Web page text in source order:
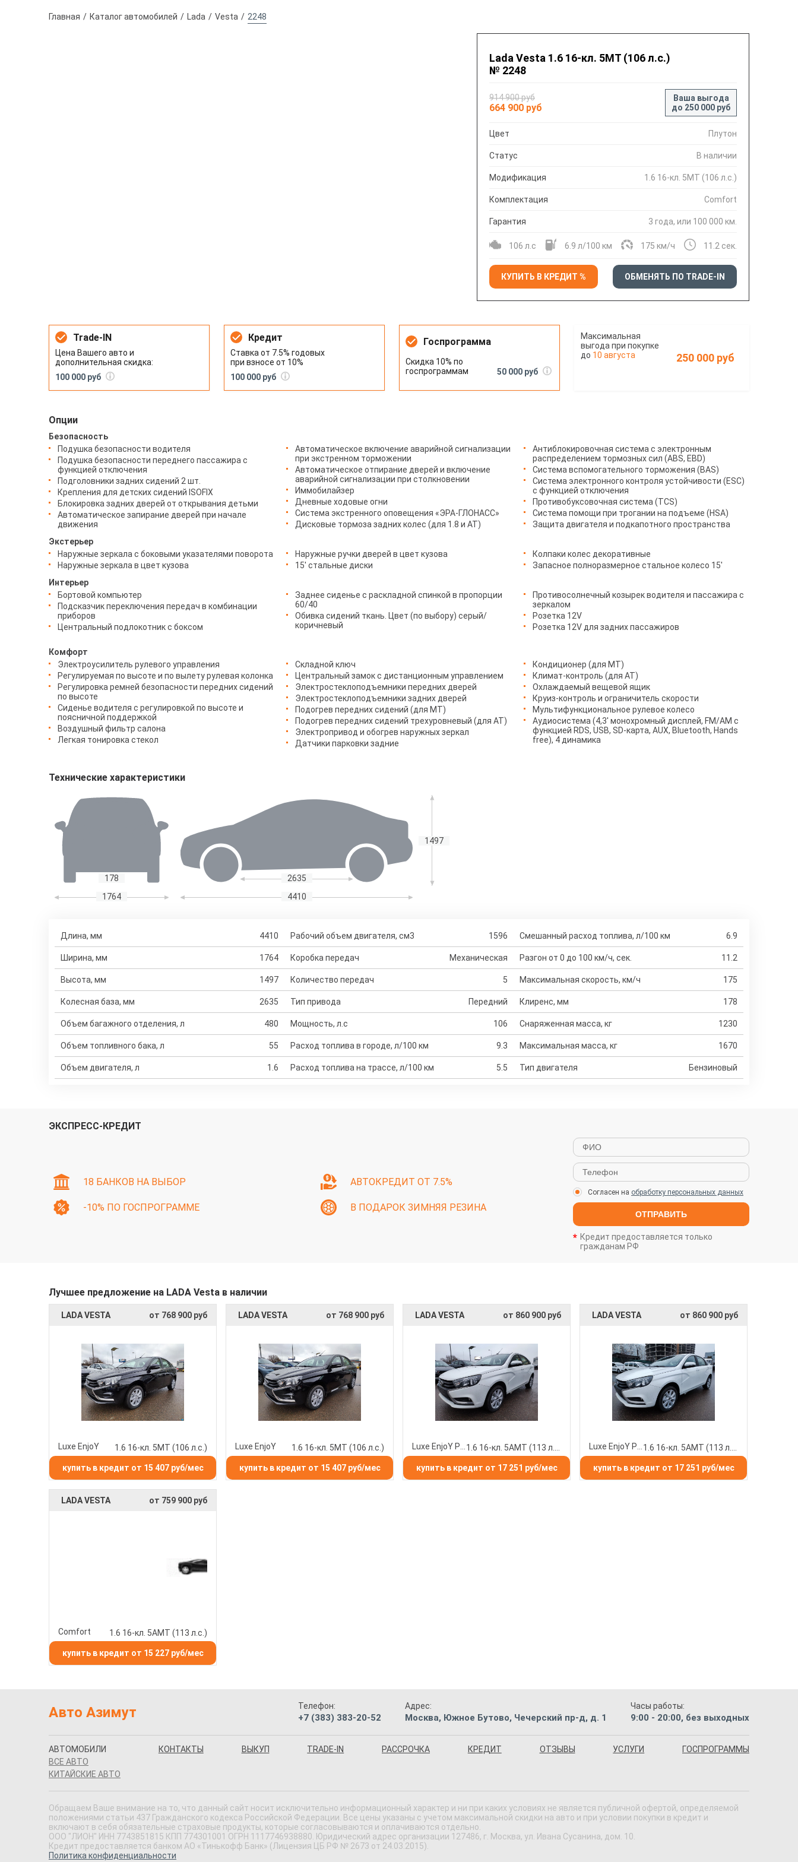
Главная Каталог автомобилей Lada Vesta 2248
Lada Vesta 1.6 16-кл. 5МТ (106 л.с.)
№ 2248
914 900 руб
664 900 руб
Ваша выгода
до 250 000 руб
Цвет Плутон
Статус В наличии
Модификация 1.6 16-кл. 5МТ (106 л.с.)
Комплектация Comfort
Гарантия 3 года, или 100 000 км.
106 л.с 6.9 л/100 км 175 км/ч 11.2 сек.
КУПИТЬ В КРЕДИТ % ОБМЕНЯТЬ ПО TRADE-IN
Trade-IN
Цена Вашего авто и
дополнительная скидка:
100 000 руб
Кредит
Ставка от 7.5% годовых
при взносе от 10%
100 000 руб
Госпрограмма
Скидка 10% по
госпрограммам
50 000 руб
10 августа 250 000 руб
Опции
Безопасность
Подушка безопасности водителя
Подушка безопасности переднего пассажира с
функцией отключения
Подголовники задних сидений 2 шт.
Крепления для детских сидений ISOFIX
Блокировка задних дверей от открывания детьми
Автоматическое запирание дверей при начале
движения
Автоматическое включение аварийной сигнализации
при экстренном торможении
Автоматическое отпирание дверей и включение
аварийной сигнализации при столкновении
Иммобилайзер
Дневные ходовые огни
Система экстренного оповещения «ЭРА-ГЛОНАСС»
Дисковые тормоза задних колес (для 1.8 и AT)
Антиблокировочная система с электронным
распределением тормозных сил (ABS, EBD)
Система вспомогательного торможения (BAS)
Система электронного контроля устойчивости (ESC)
с функцией отключения
Противобуксовочная система (TCS)
Система помощи при трогании на подъеме (HSА)
Защита двигателя и подкапотного пространства
Экстерьер
Наружные зеркала с боковыми указателями поворота
Наружные зеркала в цвет кузова
Наружные ручки дверей в цвет кузова
15' стальные диски
Колпаки колес декоративные
Запасное полноразмерное стальное колесо 15'
Интерьер
Бортовой компьютер
Подсказчик переключения передач в комбинации
приборов
Центральный подлокотник с боксом
Заднее сиденье с раскладной спинкой в пропорции
60/40
Обивка сидений ткань. Цвет (по выбору) серый/
коричневый
Противосолнечный козырек водителя и пассажира с
зеркалом
Розетка 12V
Розетка 12V для задних пассажиров
Комфорт
Электроусилитель рулевого управления
Регулируемая по высоте и по вылету рулевая колонка
Регулировка ремней безопасности передних сидений
по высоте
Сиденье водителя с регулировкой по высоте и
поясничной поддержкой
Воздушный фильтр салона
Легкая тонировка стекол
Складной ключ
Центральный замок с дистанционным управлением
Электростеклоподъемники передних дверей
Электростеклоподъемники задних дверей
Подогрев передних сидений (для МТ)
Подогрев передних сидений трехуровневый (для АТ)
Электропривод и обогрев наружных зеркал
Датчики парковки задние
Кондиционер (для МТ)
Климат-контроль (для АТ)
Охлаждаемый вещевой ящик
Круиз-контроль и ограничитель скорости
Мультифункциональное рулевое колесо
Аудиосистема (4,3' монохромный дисплей, FM/AM с
функцией RDS, USB, SD-карта, AUX, Bluetooth, Hands
free), 4 динамика
Технические характеристики
178
1764
2635
1497
4410
Длина, мм 4410
Ширина, мм 1764
Высота, мм 1497
Колесная база, мм 2635
Объем багажного отделения, л 480
Объем топливного бака, л 55
Объем двигателя, л 1.6
Рабочий объем двигателя, см3 1596
Коробка передач Механическая
Количество передач 5
Тип привода Передний
Мощность, л.с 106
Расход топлива в городе, л/100 км 9.3
Расход топлива на трассе, л/100 км 5.5
Смешанный расход топлива, л/100 км 6.9
Разгон от 0 до 100 км/ч, сек. 11.2
Максимальная скорость, км/ч 175
Клиренс, мм 178
Снаряженная масса, кг 1230
Максимальная масса, кг 1670
Тип двигателя Бензиновый
ЭКСПРЕСС-КРЕДИТ
18 БАНКОВ НА ВЫБОР АВТОКРЕДИТ ОТ 7.5%
-10% ПО ГОСПРОГРАММЕ В ПОДАРОК ЗИМНЯЯ РЕЗИНА
Согласен на обработку персональных данных
ОТПРАВИТЬ
Кредит предоставляется только
гражданам РФ
Лучшее предложение на LADA Vesta в наличии
LADA VESTA от 768 900 руб
Luxe EnjoY 1.6 16-кл. 5МТ (106 л.с.)
купить в кредит от 15 407 руб/мес
LADA VESTA от 768 900 руб
Luxe EnjoY 1.6 16-кл. 5МТ (106 л.с.)
купить в кредит от 15 407 руб/мес
LADA VESTA от 860 900 руб
купить в кредит от 17 251 руб/мес
LADA VESTA от 860 900 руб
купить в кредит от 17 251 руб/мес
LADA VESTA от 759 900 руб
Comfort 1.6 16-кл. 5АМТ (113 л.с.)
купить в кредит от 15 227 руб/мес
Авто Азимут Телефон:
+7 (383) 383-20-52
Адрес:
Москва, Южное Бутово, Чечерский пр-д, д. 1
Часы работы:
9:00 - 20:00, без выходных
АВТОМОБИЛИ
ВСЕ АВТО
КИТАЙСКИЕ АВТО
КОНТАКТЫ ВЫКУП TRADE-IN РАССРОЧКА КРЕДИТ ОТЗЫВЫ УСЛУГИ ГОСПРОГРАММЫ
Обращаем Ваше внимание на то, что данный сайт носит исключительно информационный характер и ни при каких условиях не является публичной офертой, определяемой
положениями статьи 437 Гражданского кодекса Российской Федерации. Все цены указаны с учетом максимальной скидки на авто и при условии покупки в кредит и
включают в себя обязательные страховые продукты, которые согласовываются и оплачиваются отдельно.
ООО "ЛИОН" ИНН 7743851815 КПП 774301001 ОГРН 1117746938880. Юридический адрес организации 127486, г. Москва, ул. Ивана Сусанина, дом. 10.
Кредит предоставляется банком АО «Тинькофф Банк» (Лицензия ЦБ РФ № 2673 от 24.03.2015).
Политика конфиденциальности